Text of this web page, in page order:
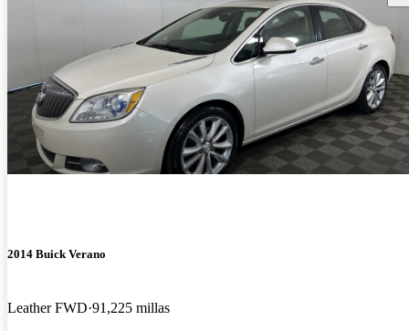
2014 Buick Verano
Leather FWD 91,225 millas